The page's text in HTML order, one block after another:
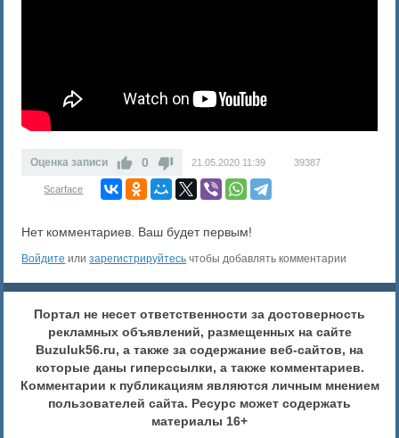
Оценка записи 0 21.05.2020 11:39 39387
Scarface
Нет комментариев. Ваш будет первым!
Войдите илизарегистрируйтесь чтобы добавлять комментарии
Портал не несет ответственности за достоверность
рекламных объявлений, размещенных на сайте
Buzuluk56.ru, а также за содержание веб-сайтов, на
которые даны гиперссылки, а также комментариев.
Комментарии к публикациям являются личным мнением
пользователей сайта. Ресурс может содержать
материалы 16+